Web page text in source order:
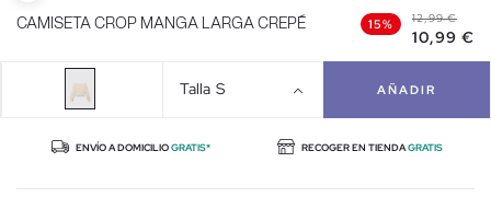
CAMISETA CROP MANGA LARGA CREPÉ 15% 12,99 €
10,99 €
Talla S AÑADIR
ENVÍO A DOMICILIOGRATIS* RECOGER EN TIENDAGRATIS